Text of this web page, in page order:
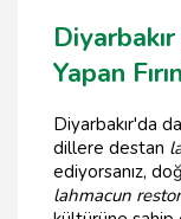
Yapan
Diyarbakır'da
dillere destan
ediyorsanız,
lahmacun